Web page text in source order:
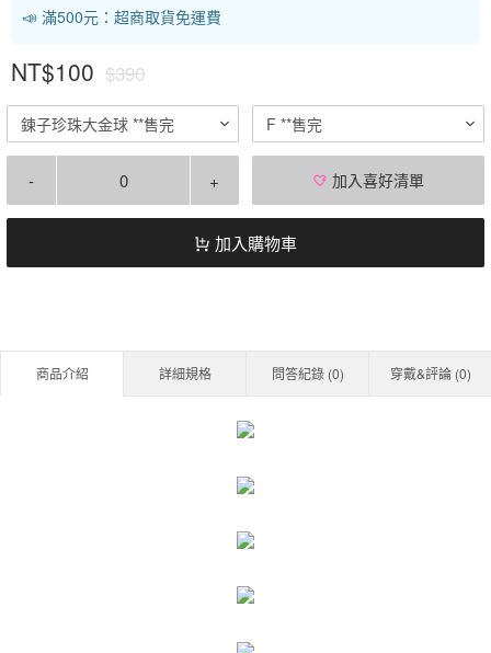
📣 滿500元：超商取貨免運費
NT$100 $390
鍊子珍珠大金球 **售完 F **售完
- + 加入喜好清單
加入購物車
商品介紹 詳細規格 問答紀錄 (0) 穿戴&評論 (0)